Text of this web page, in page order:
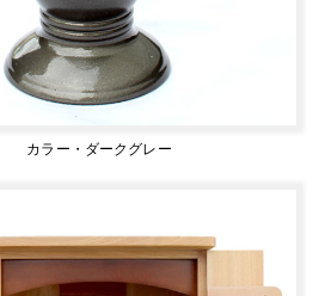
カラー・ダークグレー